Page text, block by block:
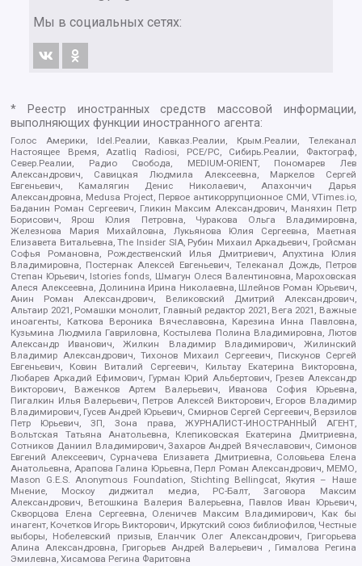
Мы в социальных сетях:
* Реестр иностранных средств массовой информации,
выполняющих функции иностранного агента:
Голос Америки, Idel.Реалии, Кавказ.Реалии, Крым.Реалии, Телеканал
Настоящее Время, Azatliq Radiosi, PCE/PC, Сибирь.Реалии, Фактограф,
Север.Реалии, Радио Свобода, MEDIUM-ORIENT, Пономарев Лев
Александрович, Савицкая Людмила Алексеевна, Маркелов Сергей
Евгеньевич, Камалягин Денис Николаевич, Апахончич Дарья
Александровна, Medusa Project, Первое антикоррупционное СМИ, VTimes.io,
Баданин Роман Сергеевич, Гликин Максим Александрович, Маняхин Петр
Борисович, Ярош Юлия Петровна, Чуракова Ольга Владимировна,
Железнова Мария Михайловна, Лукьянова Юлия Сергеевна, Маетная
Елизавета Витальевна, The Insider SIA, Рубин Михаил Аркадьевич, Гройсман
Софья Романовна, Рождественский Илья Дмитриевич, Апухтина Юлия
Владимировна, Постернак Алексей Евгеньевич, Телеканал Дождь, Петров
Степан Юрьевич, Istories fonds, Шмагун Олеся Валентиновна, Мароховская
Алеся Алексеевна, Долинина Ирина Николаевна, Шлейнов Роман Юрьевич,
Анин Роман Александрович, Великовский Дмитрий Александрович,
Альтаир 2021, Ромашки монолит, Главный редактор 2021, Вега 2021, Важные
иноагенты, Каткова Вероника Вячеславовна, Карезина Инна Павловна,
Кузьмина Людмила Гавриловна, Костылева Полина Владимировна, Лютов
Александр Иванович, Жилкин Владимир Владимирович, Жилинский
Владимир Александрович, Тихонов Михаил Сергеевич, Пискунов Сергей
Евгеньевич, Ковин Виталий Сергеевич, Кильтау Екатерина Викторовна,
Любарев Аркадий Ефимович, Гурман Юрий Альбертович, Грезев Александр
Викторович, Важенков Артем Валерьевич, Иванова София Юрьевна,
Пигалкин Илья Валерьевич, Петров Алексей Викторович, Егоров Владимир
Владимирович, Гусев Андрей Юрьевич, Смирнов Сергей Сергеевич, Верзилов
Петр Юрьевич, ЗП, Зона права, ЖУРНАЛИСТ-ИНОСТРАННЫЙ АГЕНТ,
Вольтская Татьяна Анатольевна, Клепиковская Екатерина Дмитриевна,
Сотников Даниил Владимирович, Захаров Андрей Вячеславович, Симонов
Евгений Алексеевич, Сурначева Елизавета Дмитриевна, Соловьева Елена
Анатольевна, Арапова Галина Юрьевна, Перл Роман Александрович, МЕМО,
Mason G.E.S. Anonymous Foundation, Stichting Bellingcat, Якутия – Наше
Мнение, Москоу диджитал медиа, РС-Балт, Заговора Максим
Александрович, Ветошкина Валерия Валерьевна, Павлов Иван Юрьевич,
Скворцова Елена Сергеевна, Оленичев Максим Владимирович, Как бы
инагент, Кочетков Игорь Викторович, Иркутский союз библиофилов, Честные
выборы, Нобелевский призыв, Еланчик Олег Александрович, Григорьева
Алина Александровна, Григорьев Андрей Валерьевич , Гималова Регина
Эмилевна, Хисамова Регина Фаритовна